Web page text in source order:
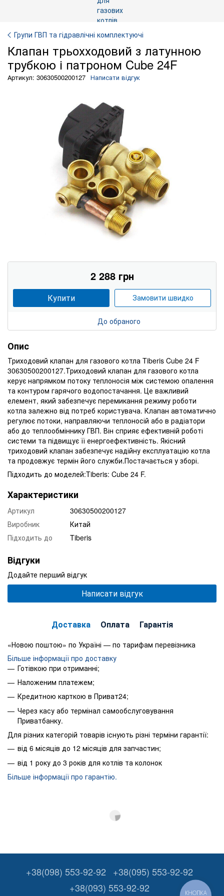
Групи ГВП та гідравлічні комплектуючі
Клапан трьохходовий з латунною
трубкою і патроном Cube 24F
Артикул: 30630500200127 Написати відгук
2 288 грн
Купити Замовити швидко
До обраного
Опис
Триходовий клапан для газового котла Tiberis Cube 24 F
30630500200127.Триходовий клапан для газового котла
керує напрямком потоку теплоносія між системою опалення
та контуром гарячого водопостачання. Це важливий
елемент, який забезпечує перемикання режиму роботи
котла залежно від потреб користувача. Клапан автоматично
регулює потоки, направляючи теплоносій або в радіатори
або до теплообміннику ГВП. Він сприяє ефективній роботі
системи та підвищує її енергоефективність. Якісний
триходовий клапан забезпечує надійну експлуатацію котла
та продовжує термін його служби.Постачається у зборі.
Підходить до моделей:Tiberis: Cube 24 F.
Характеристики
Артикул
30630500200127
Виробник
Китай
Підходить до
Tiberis
Відгуки
Додайте перший відгук
Написати відгук
Доставка Оплата Гарантія
«Новою поштою» по Україні — по тарифам перевізника
Більше інформації про доставку
Готівкою при отриманні;
Наложеним платежем;
Кредитною карткою в Приват24;
Через касу або термінал самообслуговування
Приватбанку.
Для різних категорій товарів існують різні терміни гарантії:
від 6 місяців до 12 місяців для запчастин;
від 1 року до 3 років для котлів та колонок
Більше інформації про гарантію.
+38(098) 553-92-92
+38(095) 553-92-92
+38(093) 553-92-92
КНОПКА